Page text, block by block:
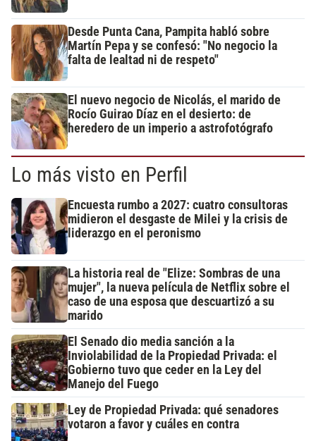
Desde Punta Cana, Pampita habló sobre
Martín Pepa y se confesó: "No negocio la
falta de lealtad ni de respeto"
El nuevo negocio de Nicolás, el marido de
Rocío Guirao Díaz en el desierto: de
heredero de un imperio a astrofotógrafo
Lo más visto en Perfil
Encuesta rumbo a 2027: cuatro consultoras
midieron el desgaste de Milei y la crisis de
liderazgo en el peronismo
La historia real de "Elize: Sombras de una
mujer", la nueva película de Netflix sobre el
caso de una esposa que descuartizó a su
marido
El Senado dio media sanción a la
Inviolabilidad de la Propiedad Privada: el
Gobierno tuvo que ceder en la Ley del
Manejo del Fuego
Ley de Propiedad Privada: qué senadores
votaron a favor y cuáles en contra